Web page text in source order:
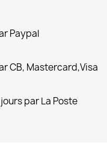
Paypal
CB, Mastercard,Visa
par La Poste